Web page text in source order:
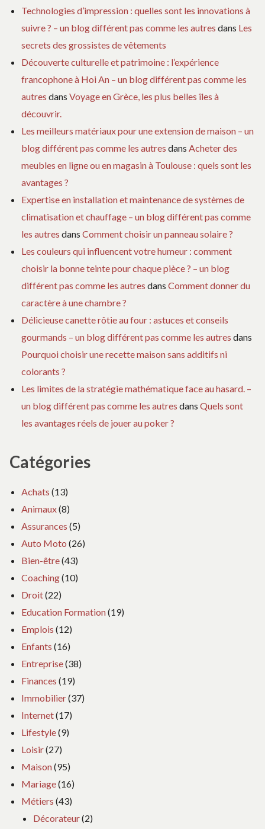
Technologies d’impression : quelles sont les innovations à
suivre ? – un blog différent pas comme les autres dans Les
secrets des grossistes de vêtements
Découverte culturelle et patrimoine : l’expérience
francophone à Hoi An – un blog différent pas comme les
autres dans Voyage en Grèce, les plus belles îles à
découvrir.
Les meilleurs matériaux pour une extension de maison – un
blog différent pas comme les autres dans Acheter des
meubles en ligne ou en magasin à Toulouse : quels sont les
avantages ?
Expertise en installation et maintenance de systèmes de
climatisation et chauffage – un blog différent pas comme
les autres dans Comment choisir un panneau solaire ?
Les couleurs qui influencent votre humeur : comment
choisir la bonne teinte pour chaque pièce ? – un blog
différent pas comme les autres dans Comment donner du
caractère à une chambre ?
Délicieuse canette rôtie au four : astuces et conseils
gourmands – un blog différent pas comme les autres dans
Pourquoi choisir une recette maison sans additifs ni
colorants ?
Les limites de la stratégie mathématique face au hasard. –
un blog différent pas comme les autres dans Quels sont
les avantages réels de jouer au poker ?
Catégories
Achats (13)
Animaux(8)
Assurances (5)
Auto Moto (26)
Bien-être(43)
Coaching(10)
Droit(22)
Education Formation(19)
Emplois (12)
Enfants (16)
Entreprise(38)
Finances (19)
Immobilier(37)
Internet(17)
Lifestyle(9)
Loisir(27)
Maison(95)
Mariage(16)
Métiers (43)
Décorateur(2)